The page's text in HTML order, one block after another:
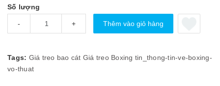
Số lượng
- + Thêm vào giỏ hàng
Tags: Giá treo bao cát Giá treo Boxing tin_thong-tin-ve-boxing-
vo-thuat